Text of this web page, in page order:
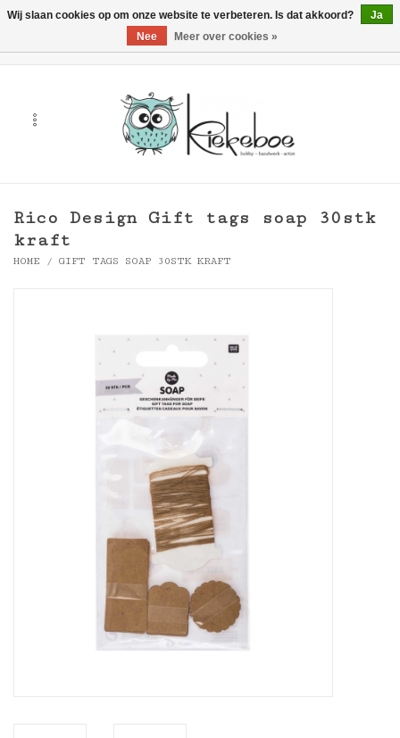
Handwerk & Textiel
Springkasteel
Rico Design Gift tags soap 30stk
kraft
HOME / GIFT TAGS SOAP 30STK KRAFT
Wij slaan cookies op om onze website te verbeteren. Is dat akkoord?
Ja
Nee
Meer over cookies »